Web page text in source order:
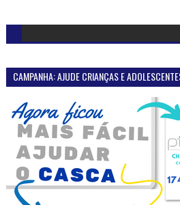
CAMPANHA: AJUDE CRIANÇAS E